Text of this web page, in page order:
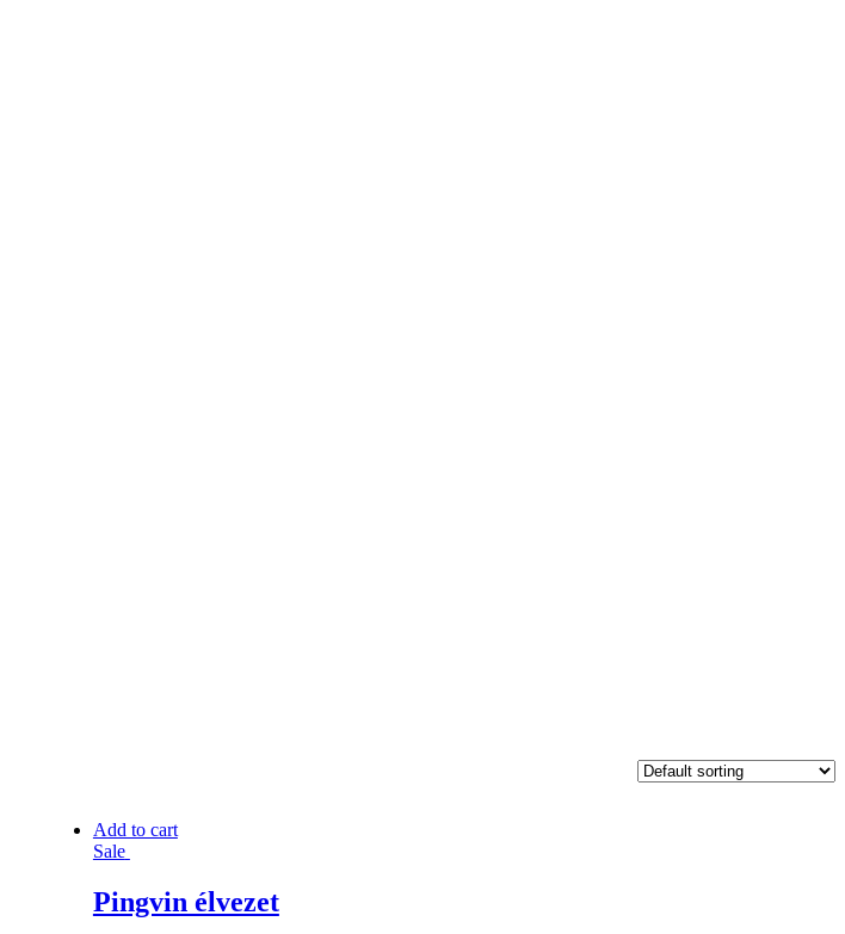
Add to cart
Sale
Pingvin élvezet